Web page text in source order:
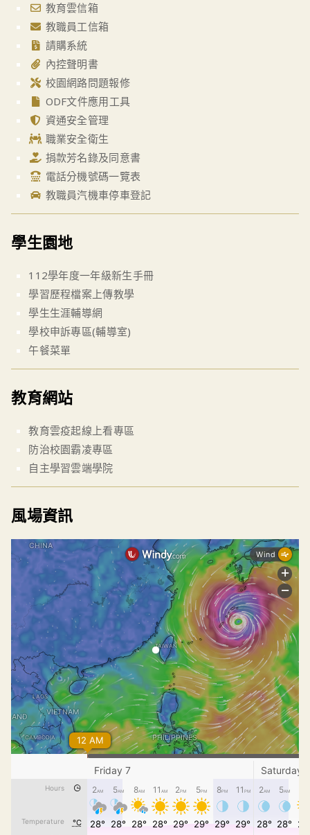
教育雲信箱
教職員工信箱
請購系統
內控聲明書
校園網路問題報修
ODF文件應用工具
資通安全管理
職業安全衛生
捐款芳名錄及同意書
電話分機號碼一覽表
教職員汽機車停車登記
學生園地
112學年度一年級新生手冊
學習歷程檔案上傳教學
學生生涯輔導網
學校申訴專區(輔導室)
午餐菜單
教育網站
教育雲疫起線上看專區
防治校園霸凌專區
自主學習雲端學院
風場資訊